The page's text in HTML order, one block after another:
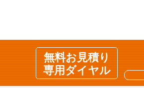
無料お見積り
専用ダイヤル